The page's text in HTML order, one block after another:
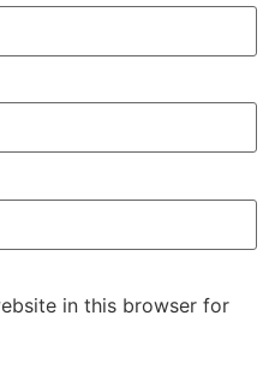
in this browser for